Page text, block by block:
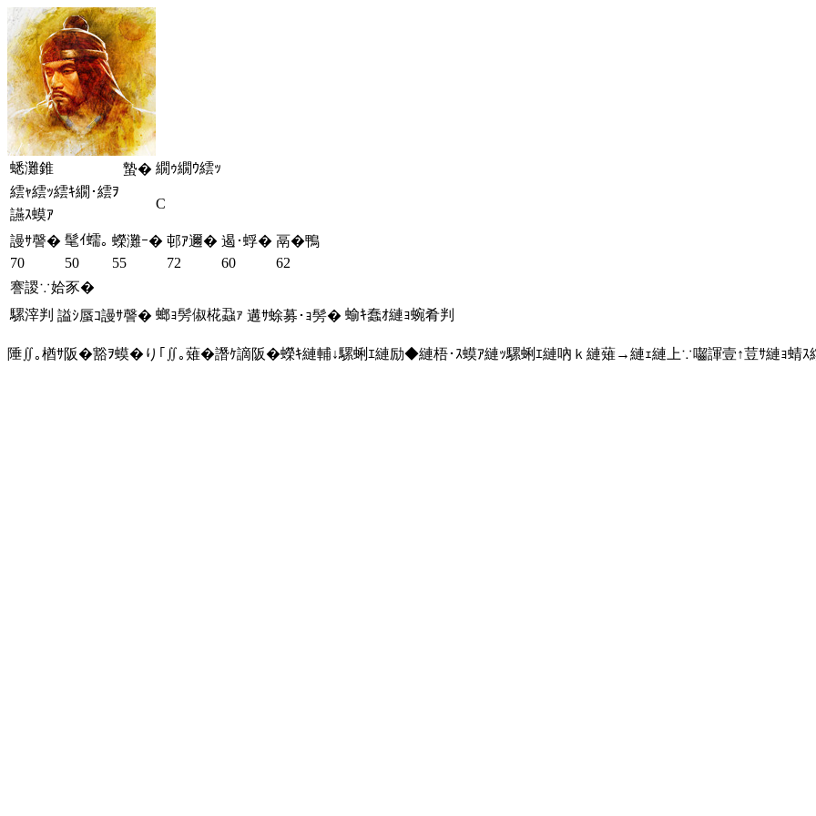
蟋灘錐 蟄� 繝ｩ繝ｳ繧ｯ
繧ｬ繧ｯ繧ｷ繝･繧ｦ
C
讌ｽ蟆ｱ
謾ｻ謦� 髦ｲ蠕｡ 蠑灘ｰ� 邨ｱ邇� 遏･蜉� 鬲�鴨
70
50 55 72 60
62
謇謖∵姶豕�
騾滓判 謚ｼ蜃ｺ謾ｻ謦� 螂ｮ髣俶椛蝨ｧ 遘ｻ蜍募･ｮ髣� 蝓ｷ蠢ｵ縺ｮ蜿肴判
陲∬｡楢ｻ阪�豁ｦ蟆�り｢∬｡薙�譖ｹ謫阪�蠑ｷ縺輔↓騾蜊ｴ縺励◆縺梧･ｽ蟆ｱ縺ｯ騾蜊ｴ縺吶ｋ縺薙→縺ｪ縺上∵囓諢壹↑荳ｻ縺ｮ